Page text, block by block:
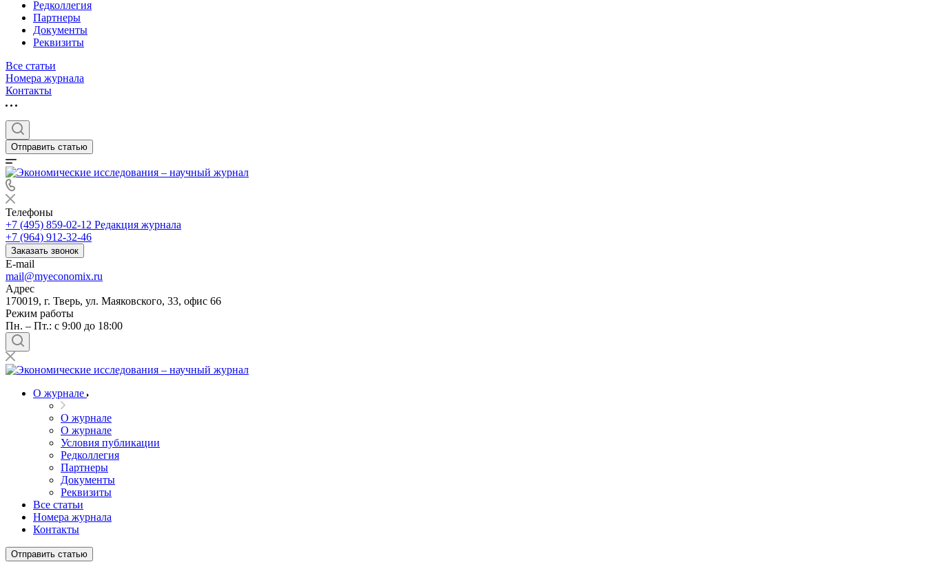
Редколлегия
Партнеры
Документы
Реквизиты
Все статьи
Номера журнала
Контакты
Отправить статью
Телефоны
+7 (495) 859-02-12 Редакция журнала
+7 (964) 912-32-46
Заказать звонок
E-mail
mail@myeconomix.ru
Адрес
170019, г. Тверь, ул. Маяковского, 33, офис 66
Режим работы
Пн. – Пт.: с 9:00 до 18:00
О журнале
О журнале
О журнале
Условия публикации
Редколлегия
Партнеры
Документы
Реквизиты
Все статьи
Номера журнала
Контакты
Отправить статью